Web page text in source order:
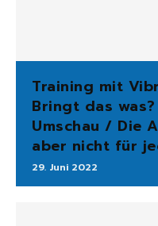
Training mit
Bringt das
Umschau / Die
aber nicht für
29. Juni 2022